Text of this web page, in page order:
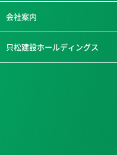
会社案内
只松建設ホールディングス